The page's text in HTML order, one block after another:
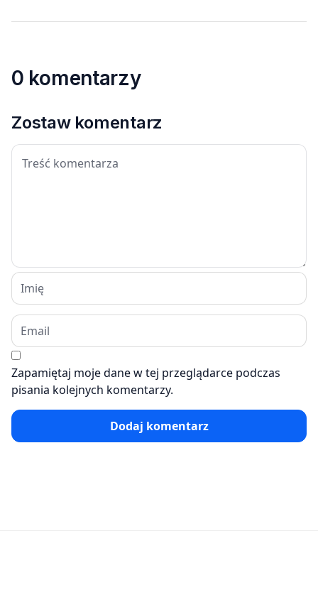
0 komentarzy
Zostaw komentarz
Zapamiętaj moje dane w tej przeglądarce podczas
pisania kolejnych komentarzy.
Dodaj komentarz